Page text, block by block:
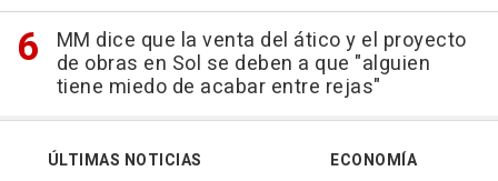
MM dice que la venta del ático y el proyecto
de obras en Sol se deben a que "alguien
tiene miedo de acabar entre rejas"
ÚLTIMAS NOTICIAS
ECONOMÍA